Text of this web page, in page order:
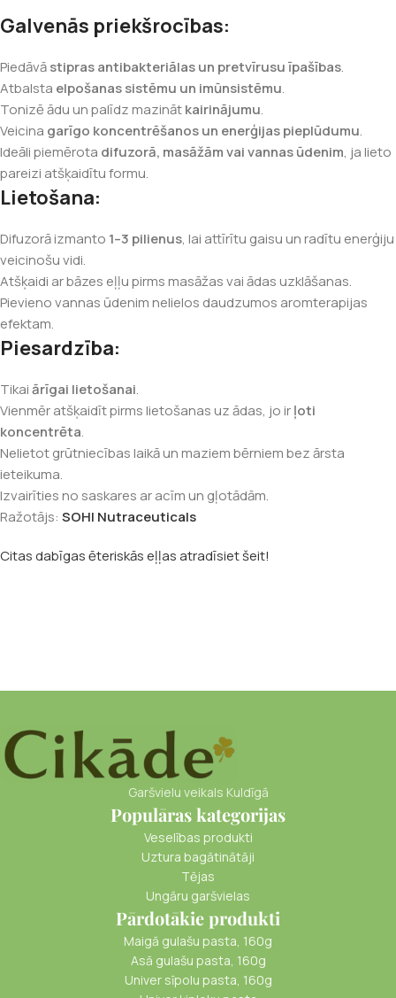
Galvenās priekšrocības:
Piedāvāstipras antibakteriālas un pretvīrusu īpašības.
Atbalsta elpošanas sistēmu un imūnsistēmu.
Tonizē ādu un palīdz mazinātkairinājumu.
Veicina garīgo koncentrēšanos un enerģijas pieplūdumu.
Ideāli piemērota difuzorā, masāžām vai vannas ūdenim, ja lieto
pareizi atšķaidītu formu.
Lietošana:
Difuzorā izmanto 1–3 pilienus, lai attīrītu gaisu un radītu enerģiju
veicinošu vidi.
Atšķaidi ar bāzes eļļu pirms masāžas vai ādas uzklāšanas.
Pievieno vannas ūdenim nelielos daudzumos aromterapijas
efektam.
Piesardzība:
Tikaiārīgai lietošanai.
Vienmēr atšķaidīt pirms lietošanas uz ādas, jo irļoti
koncentrēta.
Nelietot grūtniecības laikā un maziem bērniem bez ārsta
ieteikuma.
Izvairīties no saskares ar acīm un gļotādām.
Ražotājs: SOHI Nutraceuticals
Citas dabīgas ēteriskās eļļas atradīsiet šeit!
Garšvielu veikals Kuldīgā
Populāras kategorijas
Veselības produkti
Uztura bagātinātāji
Tējas
Ungāru garšvielas
Pārdotākie produkti
Maigā gulašu pasta, 160g
Asā gulašu pasta, 160g
Univer sīpolu pasta, 160g